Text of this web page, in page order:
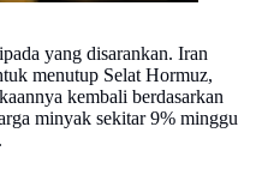
yang disarankan. Iran
menutup Selat Hormuz,
kembali berdasarkan
minyak sekitar 9% minggu